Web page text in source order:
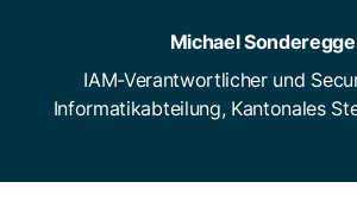
Michael
IAM-Verantwortlicher und
Informatikabteilung, Kantonales